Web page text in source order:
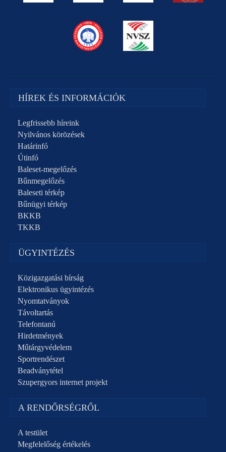
HÍREK ÉS INFORMÁCIÓK
Legfrissebb híreink
Nyilvános körözések
Határinfó
Útinfó
Baleset-megelőzés
Bűnmegelőzés
Baleseti térkép
Bűnügyi térkép
BKKB
TKKB
ÜGYINTÉZÉS
Közigazgatási bírság
Elektronikus ügyintézés
Nyomtatványok
Távoltartás
Telefontanú
Hirdetmények
Műtárgyvédelem
Sportrendészet
Beadványtétel
Szupergyors internet projekt
A RENDŐRSÉGRŐL
A testület
Megfelelőség értékelés